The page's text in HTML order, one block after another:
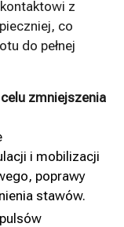
z
co
do pełnej
zmniejszenia
i mobilizacji
poprawy
stawów.